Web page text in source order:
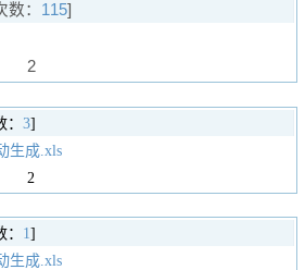
： 115]
2
3]
生成.xls
2
1]
生成.xls